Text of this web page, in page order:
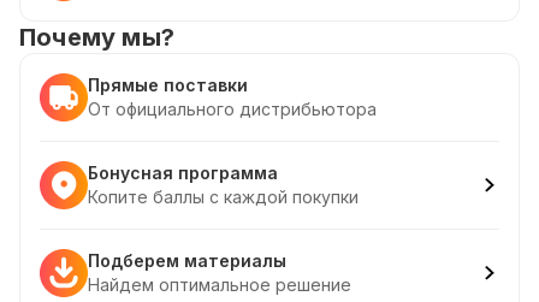
Почему мы?
Прямые поставки
От официального дистрибьютора
Бонусная программа
Копите баллы с каждой покупки
Подберем материалы
Найдем оптимальное решение